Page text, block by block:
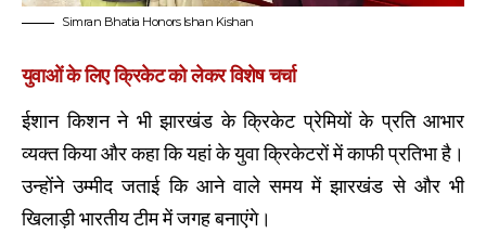
Simran Bhatia Honors Ishan Kishan
युवाओं के लिए क्रिकेट को लेकर विशेष चर्चा
ईशान किशन ने भी झारखंड के क्रिकेट प्रेमियों के प्रति आभार
व्यक्त किया और कहा कि यहां के युवा क्रिकेटरों में काफी प्रतिभा है।
उन्होंने उम्मीद जताई कि आने वाले समय में झारखंड से और भी
खिलाड़ी भारतीय टीम में जगह बनाएंगे।